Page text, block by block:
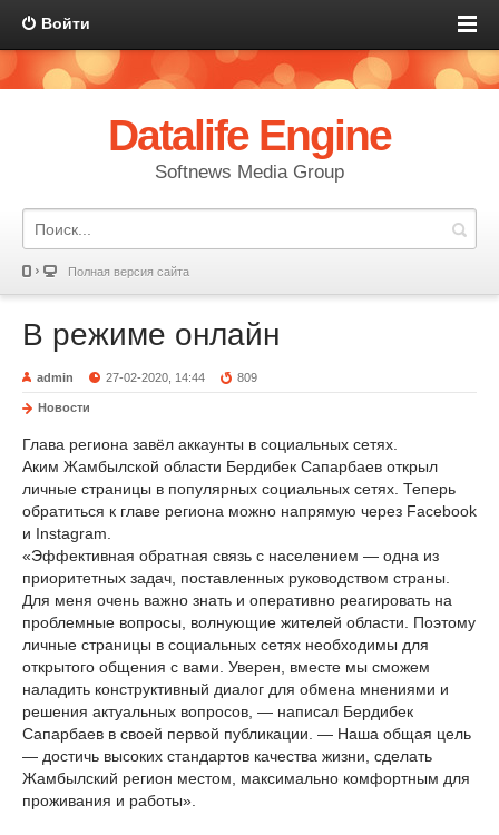
Войти
Datalife Engine
Softnews Media Group
Полная версия сайта
В режиме онлайн
admin 27-02-2020, 14:44 809
Новости
Глава региона завёл аккаунты в социальных сетях.
Аким Жамбылской области Бердибек Сапарбаев открыл
личные страницы в популярных социальных сетях. Теперь
обратиться к главе региона можно напрямую через Facebook
и Instagram.
«Эффективная обратная связь с населением — одна из
приоритетных задач, поставленных руководством страны.
Для меня очень важно знать и оперативно реагировать на
проблемные вопросы, волнующие жителей области. Поэтому
личные страницы в социальных сетях необходимы для
открытого общения с вами. Уверен, вместе мы сможем
наладить конструктивный диалог для обмена мнениями и
решения актуальных вопросов, — написал Бердибек
Сапарбаев в своей первой публикации. — Наша общая цель
— достичь высоких стандартов качества жизни, сделать
Жамбылский регион местом, максимально комфортным для
проживания и работы».